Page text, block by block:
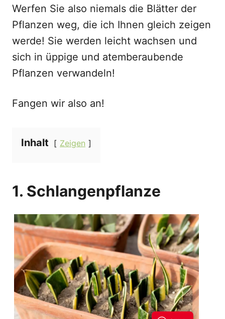
Werfen Sie also niemals die Blätter der
Pflanzen weg, die ich Ihnen gleich zeigen
werde! Sie werden leicht wachsen und
sich in üppige und atemberaubende
Pflanzen verwandeln!
Fangen wir also an!
Inhalt Zeigen
1. Schlangenpflanze